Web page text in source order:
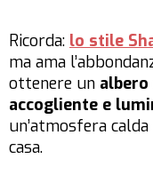
Ricorda: lo stile
ma ama
ottenere un
accogliente e
un’atmosfera
casa.